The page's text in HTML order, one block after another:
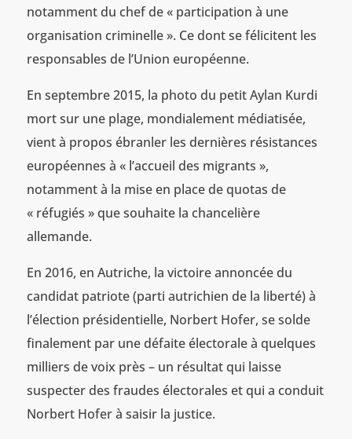
notamment du chef de « participation à une
organisation criminelle ». Ce dont se félicitent les
responsables de l’Union européenne.
En septembre 2015, la photo du petit Aylan Kurdi
mort sur une plage, mondialement médiatisée,
vient à propos ébranler les dernières résistances
européennes à « l’accueil des migrants »,
notamment à la mise en place de quotas de
« réfugiés » que souhaite la chancelière
allemande.
En 2016, en Autriche, la victoire annoncée du
candidat patriote (parti autrichien de la liberté) à
l’élection présidentielle, Norbert Hofer, se solde
finalement par une défaite électorale à quelques
milliers de voix près – un résultat qui laisse
suspecter des fraudes électorales et qui a conduit
Norbert Hofer à saisir la justice.